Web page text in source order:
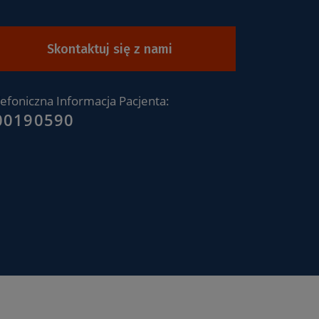
Skontaktuj się z nami
Informacja Pacjenta: